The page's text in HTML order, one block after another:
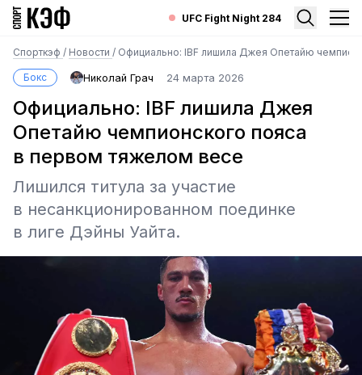
UFC Fight Night 284
Спорткэф / Новости / Официально: IBF лишила Джея Опетайю
Бокс Николай Грач 24 марта 2026
Официально: IBF лишила Джея
Опетайю чемпионского пояса
в первом тяжелом весе
Лишился титула за участие
в несанкционированном поединке
в лиге Дэйны Уайта.